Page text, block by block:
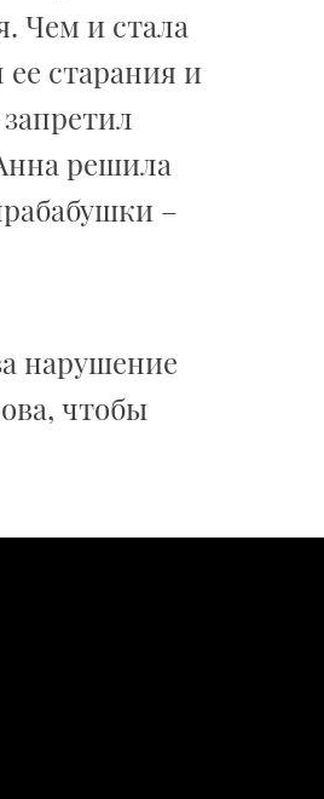
Чем и стала
старания и
решила
–
нарушение
чтобы